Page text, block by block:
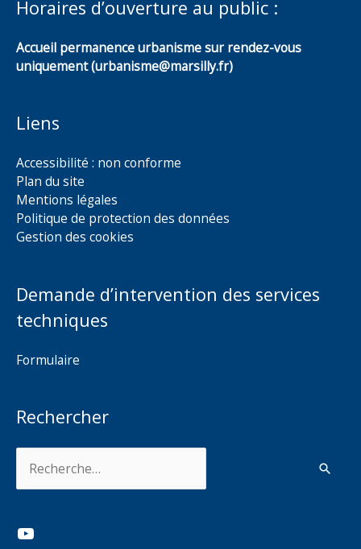
Horaires d’ouverture au public :
Accueil permanence urbanisme sur rendez-vous
uniquement (urbanisme@marsilly.fr)
Liens
Accessibilité : non conforme
Plan du site
Mentions légales
Politique de protection des données
Gestion des cookies
Demande d’intervention des services
techniques
Formulaire
Rechercher
YouTube